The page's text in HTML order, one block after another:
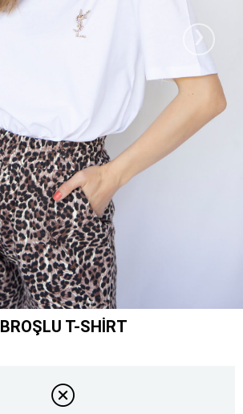
›
BROŞLU T-SHIRT